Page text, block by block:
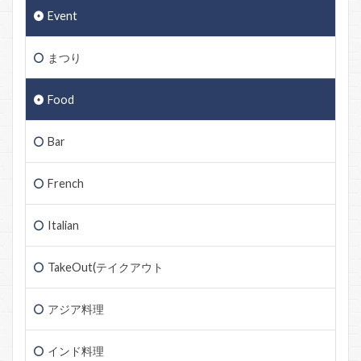
Event
まつり
Food
Bar
French
Italian
TakeOut(テイクアウト
アジア料理
インド料理